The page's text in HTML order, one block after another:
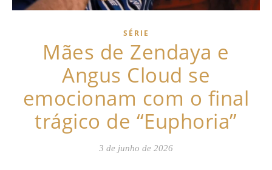
SÉRIE
Mães de Zendaya e
Angus Cloud se
emocionam com o final
trágico de “Euphoria”
3 de junho de 2026